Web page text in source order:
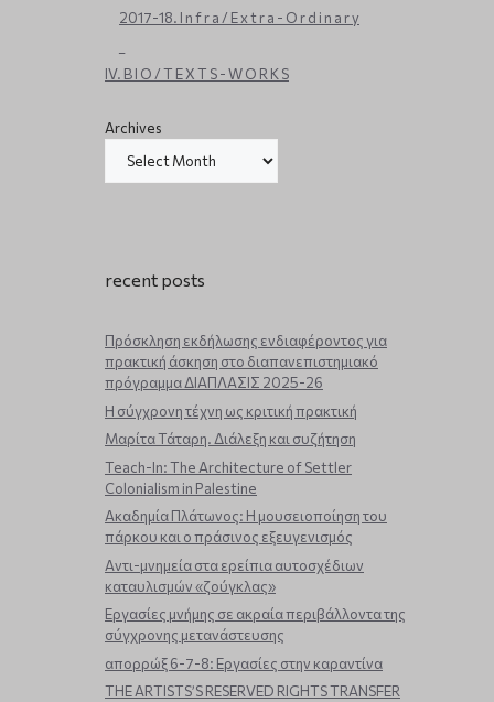
2017-18. I n f r a / E x t r a - O r d i n a r y
IV. B I O / T E X T S - W O R K S
Archives
recent posts
Πρόσκληση εκδήλωσης ενδιαφέροντος για
πρακτική άσκηση στο διαπανεπιστημιακό
πρόγραμμα ΔΙΑΠΛΑΣΙΣ 2025-26
Η σύγχρονη τέχνη ως κριτική πρακτική
Μαρίτα Τάταρη. Διάλεξη και συζήτηση
Teach-In: The Architecture of Settler
Colonialism in Palestine
Ακαδημία Πλάτωνος: Η μουσειοποίηση του
πάρκου και ο πράσινος εξευγενισμός
Aντι-μνημεία στα ερείπια αυτοσχέδιων
καταυλισμών «ζούγκλας»
Εργασίες μνήμης σε ακραία περιβάλλοντα της
σύγχρονης μετανάστευσης
απορρώξ 6-7-8: Εργασίες στην καραντίνα
THE ARTISTS’S RESERVED RIGHTS TRANSFER